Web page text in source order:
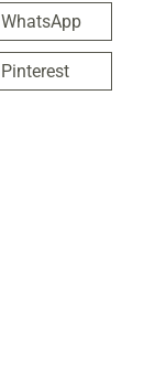
WhatsApp
Pinterest